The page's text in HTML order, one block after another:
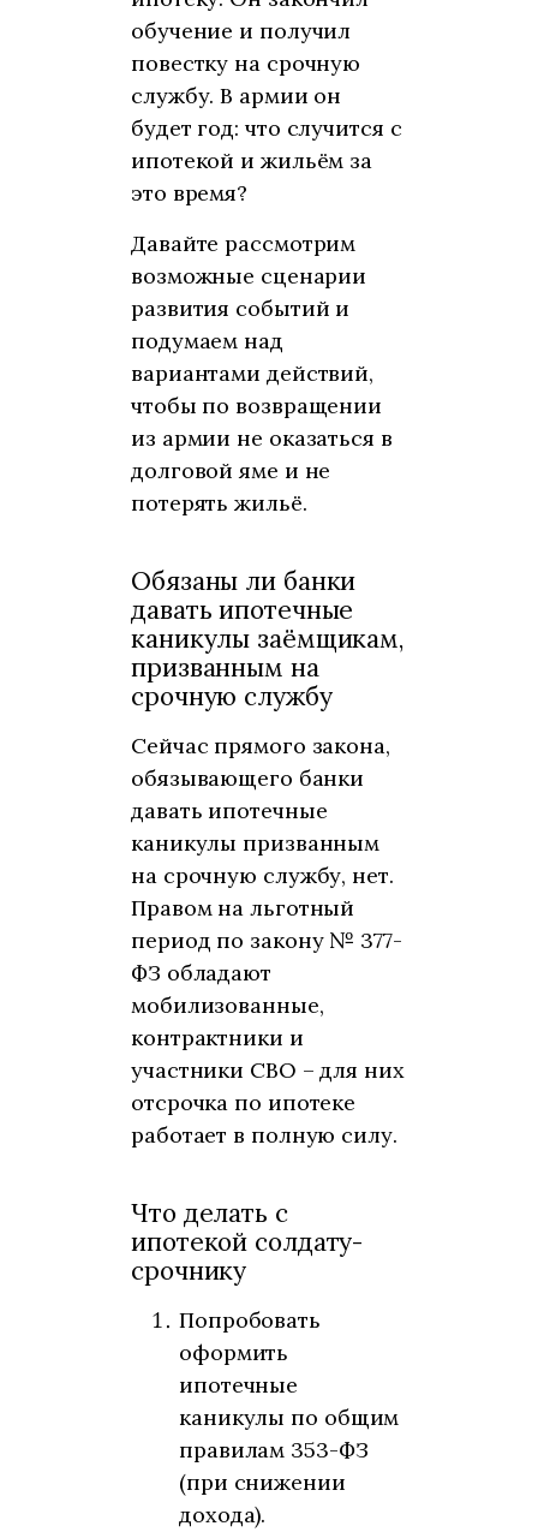
обучение и получил
повестку на срочную
службу. В армии он
будет год: что случится с
ипотекой и жильём за
это время?
Давайте рассмотрим
возможные сценарии
развития событий и
подумаем над
вариантами действий,
чтобы по возвращении
из армии не оказаться в
долговой яме и не
потерять жильё.
Обязаны ли банки
давать ипотечные
каникулы заёмщикам,
призванным на
срочную службу
Сейчас прямого закона,
обязывающего банки
давать ипотечные
каникулы призванным
на срочную службу, нет.
Правом на льготный
период по закону № 377-
ФЗ обладают
мобилизованные,
контрактники и
участники СВО – для них
отсрочка по ипотеке
работает в полную силу.
Что делать с
ипотекой солдату-
срочнику
Попробовать
оформить
ипотечные
каникулы по общим
правилам 353-ФЗ
(при снижении
дохода).